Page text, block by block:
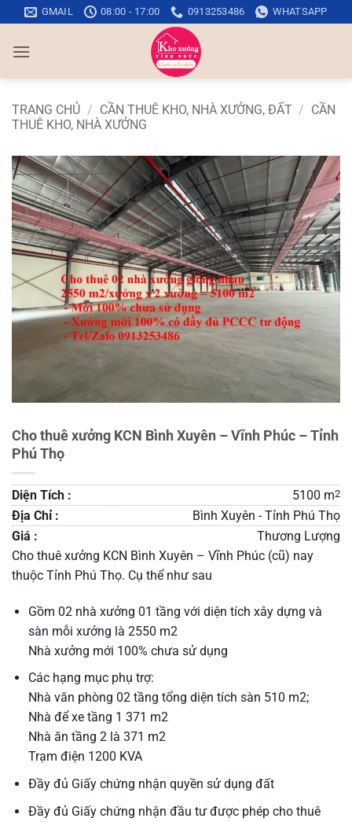
qua
nội
GMAIL 08:00 - 17:00 0913253486 WHATSAPP
TRANG CHỦ / CẦN THUÊ KHO, NHÀ XƯỞNG, ĐẤT / CẦN
THUÊ KHO, NHÀ XƯỞNG
Cho thuê xưởng KCN Bình Xuyên – Vĩnh Phúc – Tỉnh
Phú Thọ
Diện Tích : 5100 m2
Địa Chỉ :
Bình Xuyên - Tỉnh Phú Thọ
Giá :
Thương Lượng
Cho thuê xưởng KCN Bình Xuyên – Vĩnh Phúc (cũ) nay
thuộc Tỉnh Phú Thọ. Cụ thể như sau
Gồm 02 nhà xưởng 01 tầng với diện tích xây dựng và
sàn mỗi xưởng là 2550 m2
Nhà xưởng mới 100% chưa sử dụng
Các hạng mục phụ trợ:
Nhà văn phòng 02 tầng tổng diện tích sàn 510 m2;
Nhà để xe tầng 1 371 m2
Nhà ăn tầng 2 là 371 m2
Trạm điện 1200 KVA
Đầy đủ Giấy chứng nhận quyền sử dụng đất
Đầy đủ Giấy chứng nhận đầu tư được phép cho thuê